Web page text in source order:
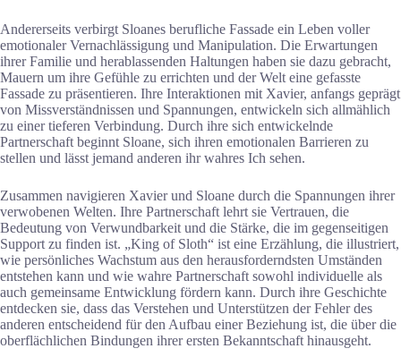
Andererseits verbirgt Sloanes berufliche Fassade ein Leben voller
emotionaler Vernachlässigung und Manipulation. Die Erwartungen
ihrer Familie und herablassenden Haltungen haben sie dazu gebracht,
Mauern um ihre Gefühle zu errichten und der Welt eine gefasste
Fassade zu präsentieren. Ihre Interaktionen mit Xavier, anfangs geprägt
von Missverständnissen und Spannungen, entwickeln sich allmählich
zu einer tieferen Verbindung. Durch ihre sich entwickelnde
Partnerschaft beginnt Sloane, sich ihren emotionalen Barrieren zu
stellen und lässt jemand anderen ihr wahres Ich sehen.
Zusammen navigieren Xavier und Sloane durch die Spannungen ihrer
verwobenen Welten. Ihre Partnerschaft lehrt sie Vertrauen, die
Bedeutung von Verwundbarkeit und die Stärke, die im gegenseitigen
Support zu finden ist. „King of Sloth“ ist eine Erzählung, die illustriert,
wie persönliches Wachstum aus den herausforderndsten Umständen
entstehen kann und wie wahre Partnerschaft sowohl individuelle als
auch gemeinsame Entwicklung fördern kann. Durch ihre Geschichte
entdecken sie, dass das Verstehen und Unterstützen der Fehler des
anderen entscheidend für den Aufbau einer Beziehung ist, die über die
oberflächlichen Bindungen ihrer ersten Bekanntschaft hinausgeht.